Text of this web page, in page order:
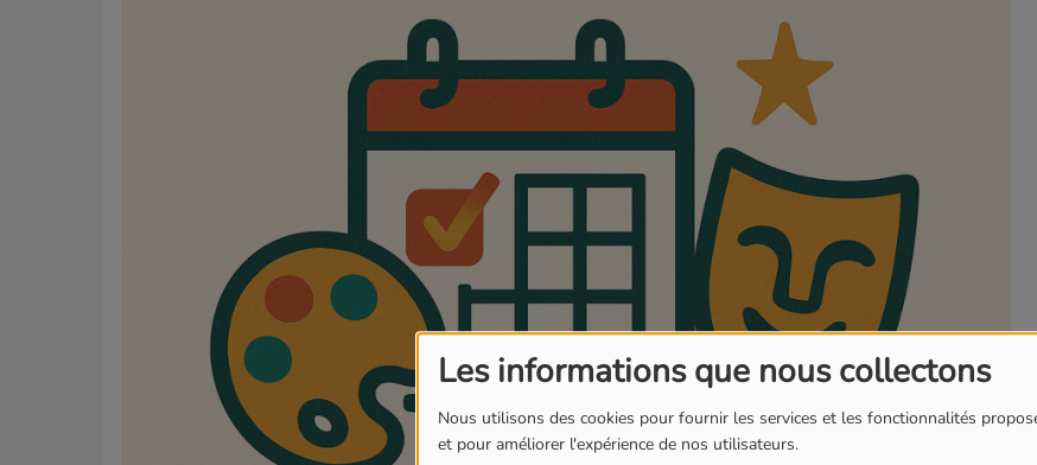
Les informations que nous collectons
Nous utilisons des cookies pour fournir les services et les fonctionnalités
et pour améliorer l'expérience de nos utilisateurs.